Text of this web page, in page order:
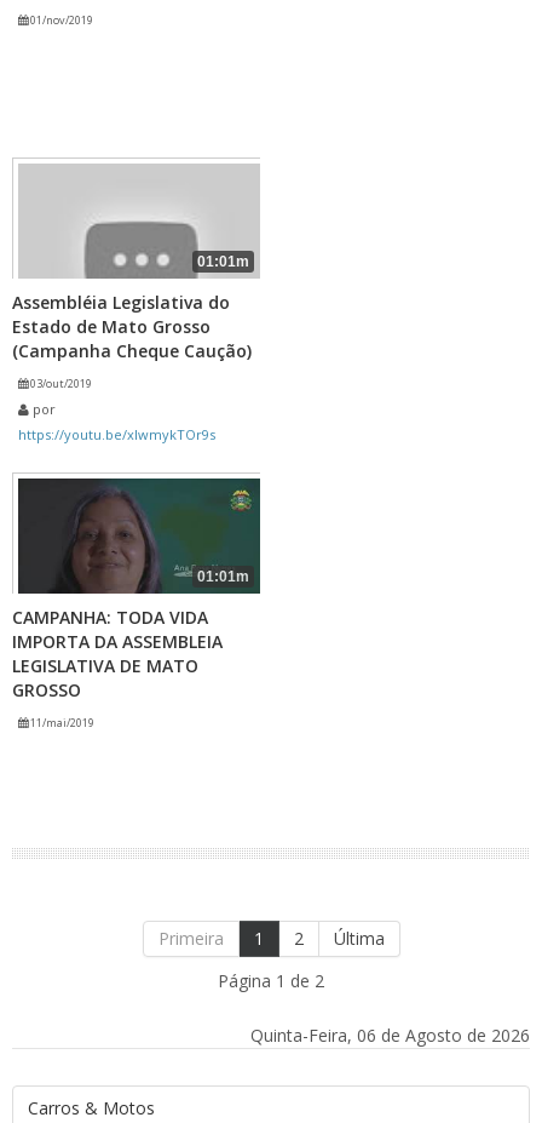
01/nov/2019
01:01m
Assembléia Legislativa do
Estado de Mato Grosso
(Campanha Cheque Caução)
03/out/2019
por
https://youtu.be/xIwmykTOr9s
01:01m
CAMPANHA: TODA VIDA
IMPORTA DA ASSEMBLEIA
LEGISLATIVA DE MATO
GROSSO
11/mai/2019
Primeira 1 2
Última
Página 1 de 2
Quinta-Feira, 06 de Agosto de 2026
Carros & Motos